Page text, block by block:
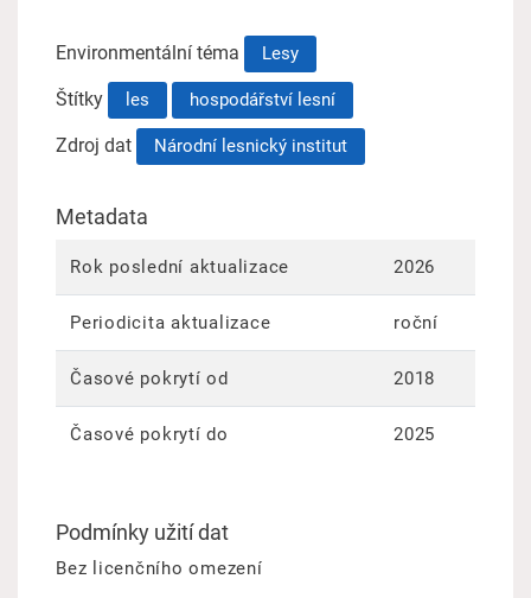
Environmentální téma Lesy
Štítky les hospodářství lesní
Zdroj dat Národní lesnický institut
Metadata
Rok poslední aktualizace 2026
Periodicita aktualizace roční
Časové pokrytí od 2018
Časové pokrytí do 2025
Podmínky užití dat
Bez licenčního omezení